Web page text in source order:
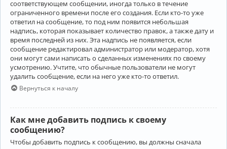
соответствующем сообщении, иногда только в течение
ограниченного времени после его создания. Если кто-то уже
ответил на сообщение, то под ним появится небольшая
надпись, которая показывает количество правок, а также дату и
время последней из них. Эта надпись не появляется, если
сообщение редактировал администратор или модератор, хотя
они могут сами написать о сделанных изменениях по своему
усмотрению. Учтите, что обычные пользователи не могут
удалить сообщение, если на него уже кто-то ответил.
Вернуться к началу
Как мне добавить подпись к своему
сообщению?
Чтобы добавить подпись к сообщению, вы должны сначала